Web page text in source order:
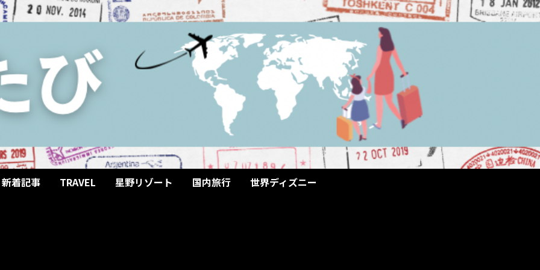
新着記事 TRAVEL 星野リゾート 国内旅行 世界ディズニー